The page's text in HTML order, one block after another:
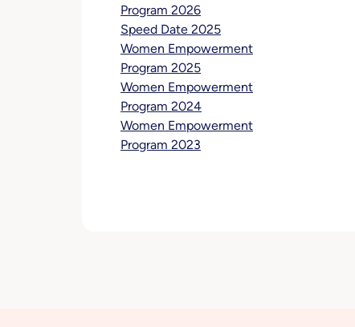
Program 2026
Speed Date 2025
Women Empowerment
Program 2025
Women Empowerment
Program 2024
Women Empowerment
Program 2023